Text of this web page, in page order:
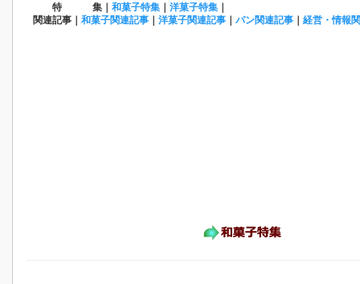
特 集｜ 和菓子特集｜ 洋菓子特集｜
関連記事｜ 和菓子関連記事｜ 洋菓子関連記事｜ パン関連記事｜ 経営・情報